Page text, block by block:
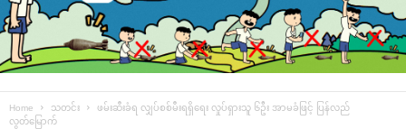
Home သတင်း
ဖမ်းဆီးခံရ လျှပ်စစ်မီးရရှိ‌ရေး လှုပ်ရှားသူ ၆ဦး အာမခံဖြင့် ပြန်လည်
လွတ်‌မြောက်